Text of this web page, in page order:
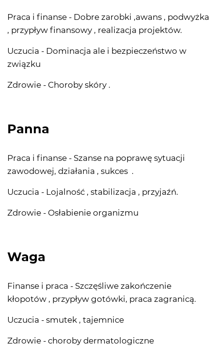
Praca i finanse - Dobre zarobki ,awans , podwyżka
, przypływ finansowy , realizacja projektów.
Uczucia - Dominacja ale i bezpieczeństwo w
związku
Zdrowie - Choroby skóry .
Panna
Praca i finanse - Szanse na poprawę sytuacji
zawodowej, działania , sukces .
Uczucia - Lojalność , stabilizacja , przyjaźń.
Zdrowie - Osłabienie organizmu
Waga
Finanse i praca - Szczęśliwe zakończenie
kłopotów , przypływ gotówki, praca zagranicą.
Uczucia - smutek , tajemnice
Zdrowie - choroby dermatologiczne